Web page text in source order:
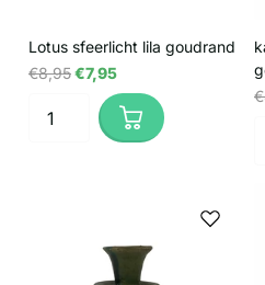
Lotus sfeerlicht lila goudrand
€8,95€7,95